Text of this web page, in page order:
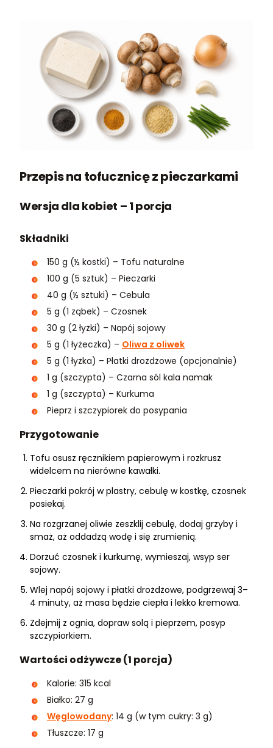
Przepis na tofucznicę z pieczarkami
Wersja dla kobiet – 1 porcja
Składniki
150 g (½ kostki) – Tofu naturalne
100 g (5 sztuk) – Pieczarki
40 g (½ sztuki) – Cebula
5 g (1 ząbek) – Czosnek
30 g (2 łyżki) – Napój sojowy
5 g (1 łyżeczka) – Oliwa z oliwek
5 g (1 łyżka) – Płatki drożdżowe (opcjonalnie)
1 g (szczypta) – Czarna sól kala namak
1 g (szczypta) – Kurkuma
Pieprz i szczypiorek do posypania
Przygotowanie
Tofu osusz ręcznikiem papierowym i rozkrusz
widelcem na nierówne kawałki.
Pieczarki pokrój w plastry, cebulę w kostkę, czosnek
posiekaj.
Na rozgrzanej oliwie zeszklij cebulę, dodaj grzyby i
smaż, aż oddadzą wodę i się zrumienią.
Dorzuć czosnek i kurkumę, wymieszaj, wsyp ser
sojowy.
Wlej napój sojowy i płatki drożdżowe, podgrzewaj 3–
4 minuty, aż masa będzie ciepła i lekko kremowa.
Zdejmij z ognia, dopraw solą i pieprzem, posyp
szczypiorkiem.
Wartości odżywcze (1 porcja)
Kalorie: 315 kcal
Białko: 27 g
Węglowodany: 14 g (w tym cukry: 3 g)
Tłuszcze: 17 g